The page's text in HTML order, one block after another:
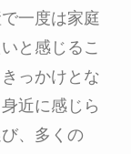
一度は家庭
と感じるこ
っかけとな
近に感じら
、多くの